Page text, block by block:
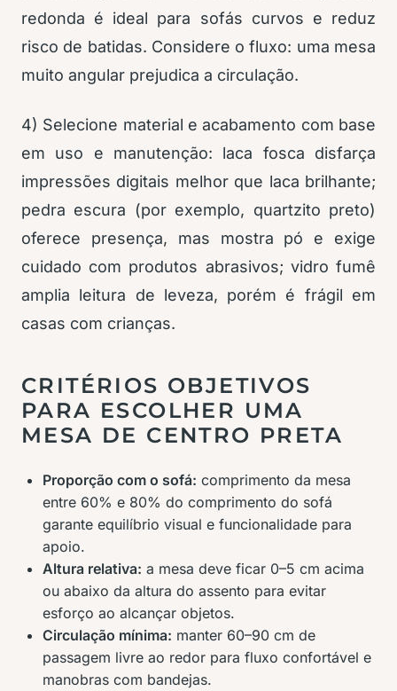
redonda é ideal para sofás curvos e reduz
risco de batidas. Considere o fluxo: uma mesa
muito angular prejudica a circulação.
4) Selecione material e acabamento com base
em uso e manutenção: laca fosca disfarça
impressões digitais melhor que laca brilhante;
pedra escura (por exemplo, quartzito preto)
oferece presença, mas mostra pó e exige
cuidado com produtos abrasivos; vidro fumê
amplia leitura de leveza, porém é frágil em
casas com crianças.
CRITÉRIOS OBJETIVOS
PARA ESCOLHER UMA
MESA DE CENTRO PRETA
Proporção com o sofá: comprimento da mesa
entre 60% e 80% do comprimento do sofá
garante equilíbrio visual e funcionalidade para
apoio.
Altura relativa: a mesa deve ficar 0–5 cm acima
ou abaixo da altura do assento para evitar
esforço ao alcançar objetos.
Circulação mínima: manter 60–90 cm de
passagem livre ao redor para fluxo confortável e
manobras com bandejas.